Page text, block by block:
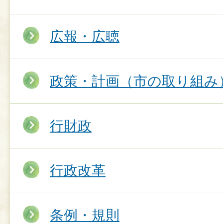
広報・広聴
政策・計画（市の取り組み
行財政
行政改革
条例・規則